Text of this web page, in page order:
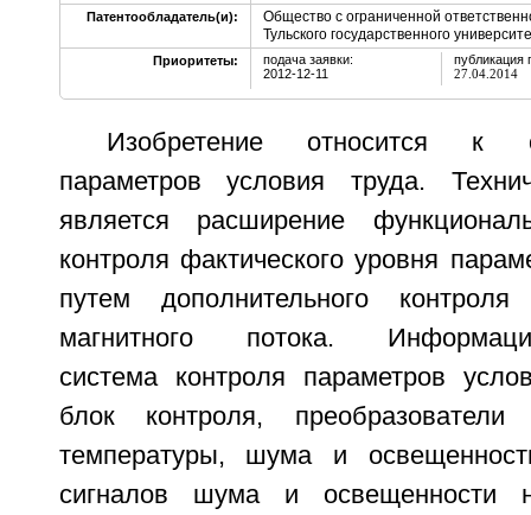
Патентообладатель(и):
Общество с ограниченной
Тульского государственного
Приоритеты:
подача заявки:
2012-12-11
публикация
27.04.2014
Изобретение относится к
параметров условия труда.
является расширение
контроля фактического уровня
путем дополнительного
магнитного потока.
система контроля параметров
блок контроля, преобразователи
температуры, шума и
сигналов шума и освещенности